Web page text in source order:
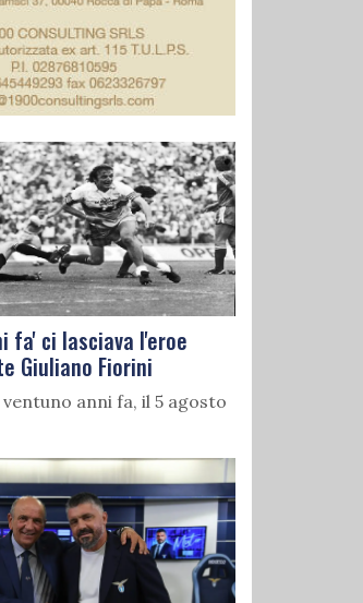
fa' ci lasciava l'eroe
Giuliano Fiorini
anni fa, il 5 agosto